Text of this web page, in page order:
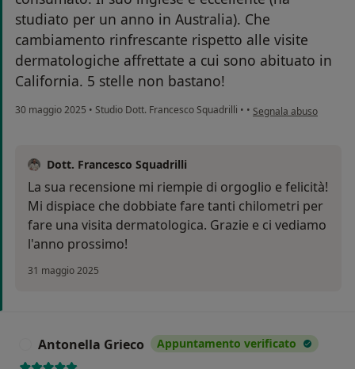
studiato per un anno in Australia). Che
cambiamento rinfrescante rispetto alle visite
dermatologiche affrettate a cui sono abituato in
California. 5 stelle non bastano!
30 maggio 2025 • Studio Dott. Francesco Squadrilli • • secondo l'opinione
Segnala abuso
Dott. Francesco Squadrilli
La sua recensione mi riempie di orgoglio e felicità!
Mi dispiace che dobbiate fare tanti chilometri per
fare una visita dermatologica. Grazie e ci vediamo
l'anno prossimo!
31 maggio 2025
Antonella Grieco Appuntamento verificato